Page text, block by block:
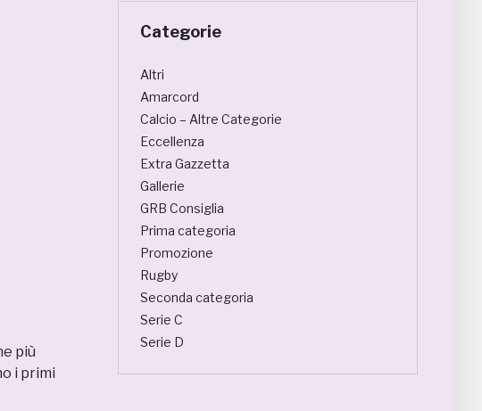
più
i primi
Categorie
Altri
Amarcord
Calcio – Altre Categorie
Eccellenza
Extra Gazzetta
Gallerie
GRB Consiglia
Prima categoria
Promozione
Rugby
Seconda categoria
Serie C
Serie D